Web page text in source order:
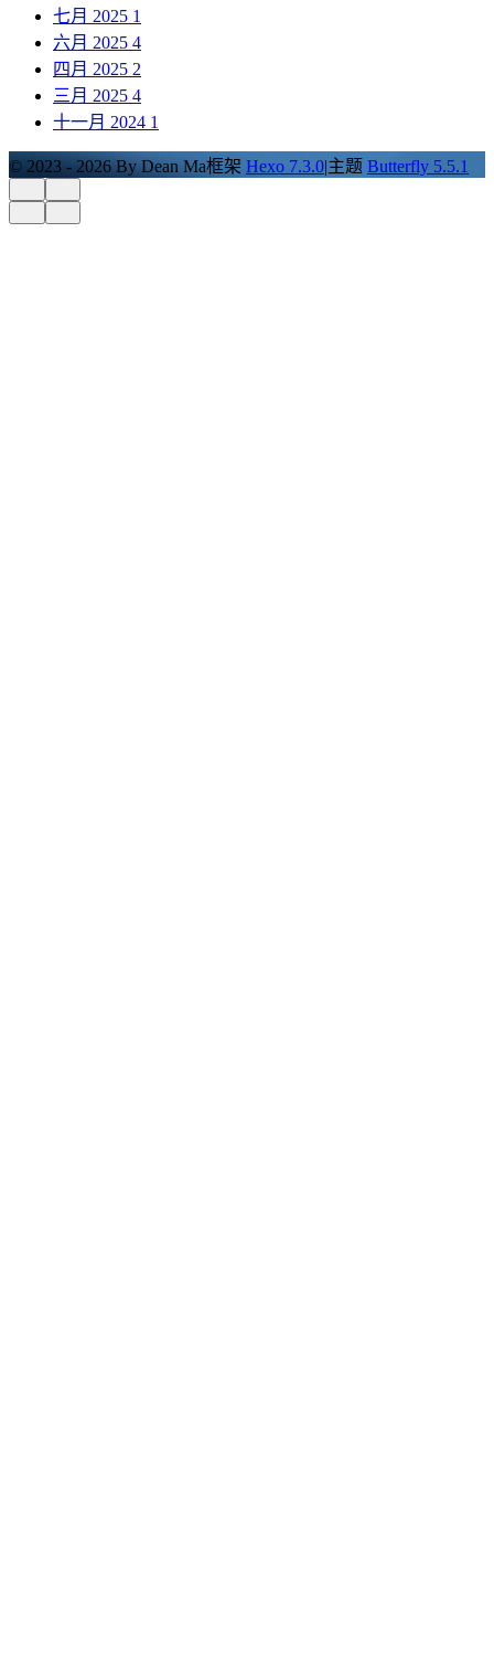
七月 2025 1
六月 2025 4
四月 2025 2
三月 2025 4
十一月 2024 1
© 2023 - 2026 By Dean Ma框架 Hexo 7.3.0|主题 Butterfly 5.5.1